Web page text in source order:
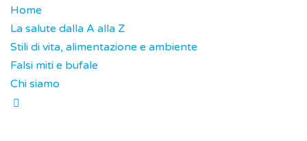
Home
La salute dalla A alla Z
Stili di vita, alimentazione e ambiente
Falsi miti e bufale
Chi siamo